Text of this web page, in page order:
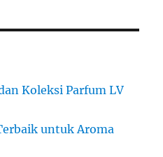
Koleksi Parfum LV
untuk Aroma